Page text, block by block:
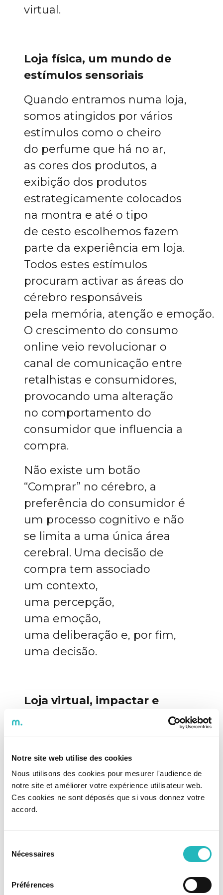
Notre site web utilise des cookies
Nous utilisons des cookies pour mesurer l'audience de
notre site et améliorer votre expérience utilisateur web.
Ces cookies ne sont déposés que si vous donnez votre
accord.
Nécessaires
Préférences
virtual.
Loja física, um mundo de
estímulos sensoriais
Quando entramos numa loja,
somos atingidos por vários
estímulos como o cheiro
do perfume que há no ar,
as cores dos produtos, a
exibição dos produtos
estrategicamente colocados
na montra e até o tipo
de cesto escolhemos fazem
parte da experiência em loja.
Todos estes estímulos
procuram activar as áreas do
cérebro responsáveis
pela memória, atenção e emoção.
O crescimento do consumo
online veio revolucionar o
canal de comunicação entre
retalhistas e consumidores,
provocando uma alteração
no comportamento do
consumidor que influencia a
compra.
Não existe um botão
“Comprar” no cérebro, a
preferência do consumidor é
um processo cognitivo e não
se limita a uma única área
cerebral. Uma decisão de
compra tem associado
um contexto,
uma percepção,
uma emoção,
uma deliberação e, por fim,
uma decisão.
Loja virtual, impactar e
emoções visuais
Na loja virtual, o uso
de imagens e vídeos para
transmitir conceitos e ideias
é importante na via de
o consumidor, as imagens
cérebro 60 mil vezes mais